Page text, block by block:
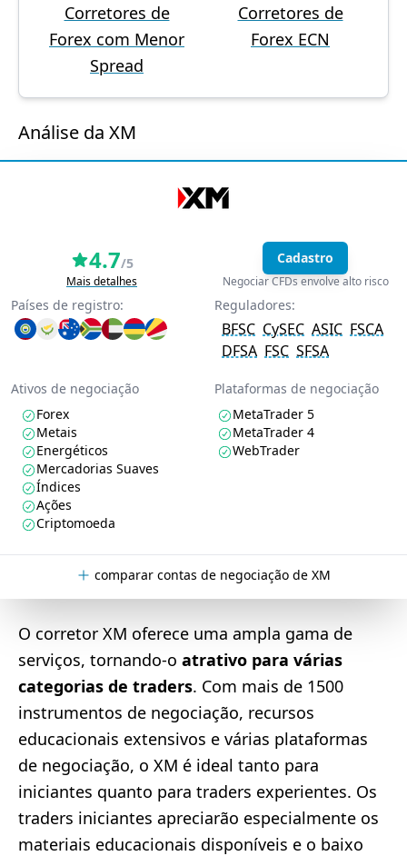
Corretores de
Forex com Menor
Spread
Corretores de
Forex ECN
Análise da XM
4.7/5
Mais detalhes
Cadastro
Negociar CFDs envolve alto risco
Países de registro: Reguladores:
BFSC CySEC ASIC FSCA
DFSA FSC SFSA
Ativos de negociação
Forex
Metais
Energéticos
Mercadorias Suaves
Índices
Ações
Criptomoeda
Plataformas de negociação
MetaTrader 5
MetaTrader 4
WebTrader
comparar contas de negociação de XM
O corretor XM oferece uma ampla gama de
serviços, tornando-o atrativo para várias
categorias de traders. Com mais de 1500
instrumentos de negociação, recursos
educacionais extensivos e várias plataformas
de negociação, o XM é ideal tanto para
iniciantes quanto para traders experientes. Os
traders iniciantes apreciarão especialmente os
materiais educacionais disponíveis e o baixo